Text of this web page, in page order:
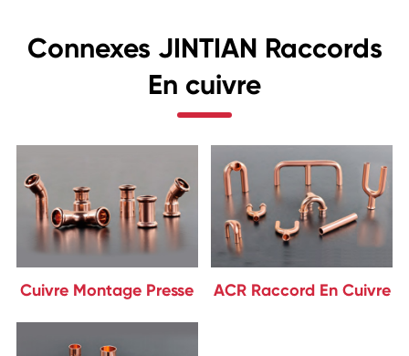
Connexes JINTIAN Raccords
En cuivre
Cuivre Montage Presse ACR Raccord En Cuivre